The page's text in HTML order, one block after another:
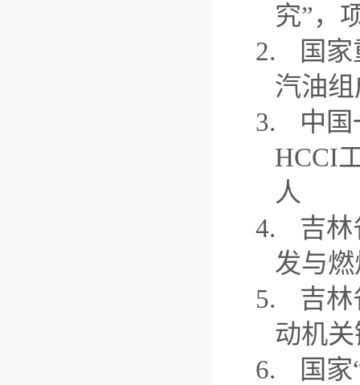
究”，
2.
国
汽油
3.
中
HCCI
人
4.
吉
发与
5.
吉
动机
6.
国家